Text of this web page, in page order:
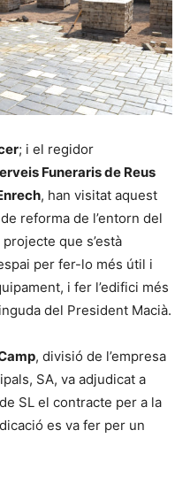
; i el regidor
Funeraris de Reus
, han visitat aquest
reforma de l’entorn del
que s’està
per fer-lo més útil i
i fer l’edifici més
del President Macià.
, divisió de l’empresa
SA, va adjudicat a
SL el contracte per a la
es va fer per un